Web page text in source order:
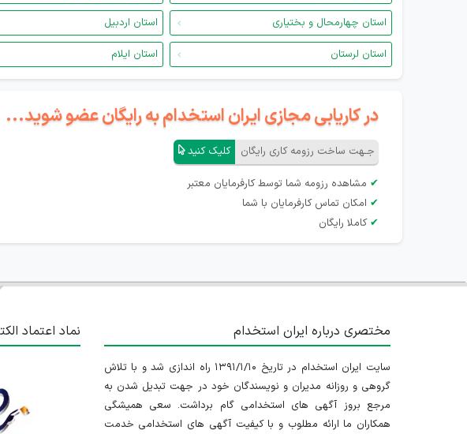
استان چهارمحال و بختیاری
استان اردبیل
استان لرستان
استان ایلام
در کاریابی مجازی ایران استخدام به رایگان عضو شوید...
جـهت ساخت رزومه کاری رایگان کلیک کنید
✔ مشاهده رزومه شما توسط کارفرمایان معتبر
✔ امکان تماس کارفرمایان با شما
✔ کاملا رایگان
مختصری درباره ایران استخدام
سایت ایران استخدام در تاریخ ۱۳۹۱/۱/۱۰ راه اندازی شد و با تلاش
گروهی و روزانه مدیران و نویسندگان خود در جهت تبدیل شدن به
مرجع بروز آگهی های استخدامی گام برداشت. سعی همیشگی
همکاران ما ارائه مطلوب و با کیفیت آگهی های استخدامی خدمت
نماد اعتماد